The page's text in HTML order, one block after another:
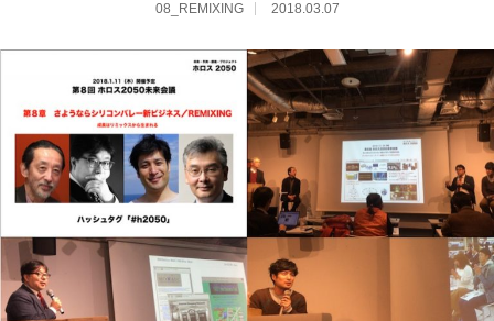
08_REMIXING 2018.03.07